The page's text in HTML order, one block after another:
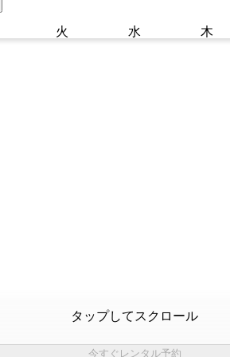
火 水 木
タップしてスクロール
今すぐレンタル予約